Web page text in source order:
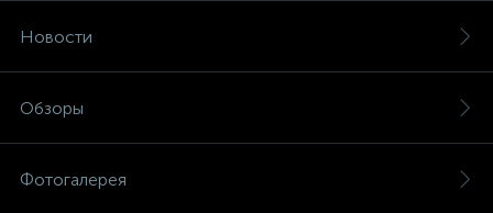
Новости
Обзоры
Фотогалерея